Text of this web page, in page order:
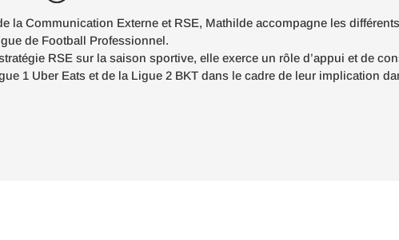
la Communication Externe et RSE, Mathilde accompagne les
de Football Professionnel.
RSE sur la saison sportive, elle exerce un rôle d’appui et de
1 Uber Eats et de la Ligue 2 BKT dans le cadre de leur implication